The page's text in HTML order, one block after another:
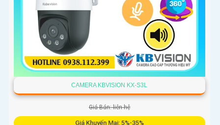
CAMERA KBVISION KX-S3L
Giá Bán: liên hệ
Giá Khuyến Mại: 5%-35%